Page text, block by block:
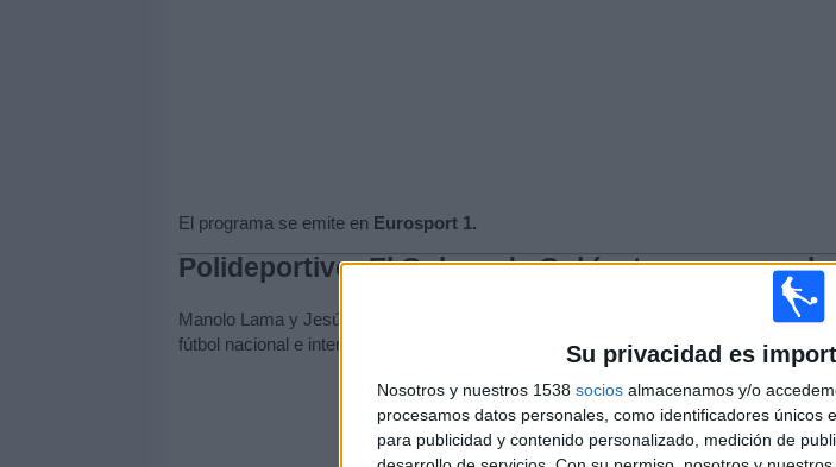
Su privacidad es
Nosotros y nuestros 1538 socios almacenamos y/o
procesamos datos personales, como identificadores únicos
para publicidad y contenido personalizado, medición de
El programa se emite en Eurosport 1.
Polideportivo: El Golazo de Gol (entre semana a
Manolo Lama y Jesús Gallego, junto al resto de colaboradores del programa,
fútbol nacional e internacional y las noticias principales del resto de deportes.